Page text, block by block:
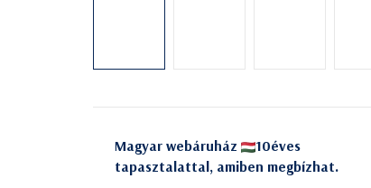
Magyar webáruház
10éves
tapasztalattal, amiben megbízhat.